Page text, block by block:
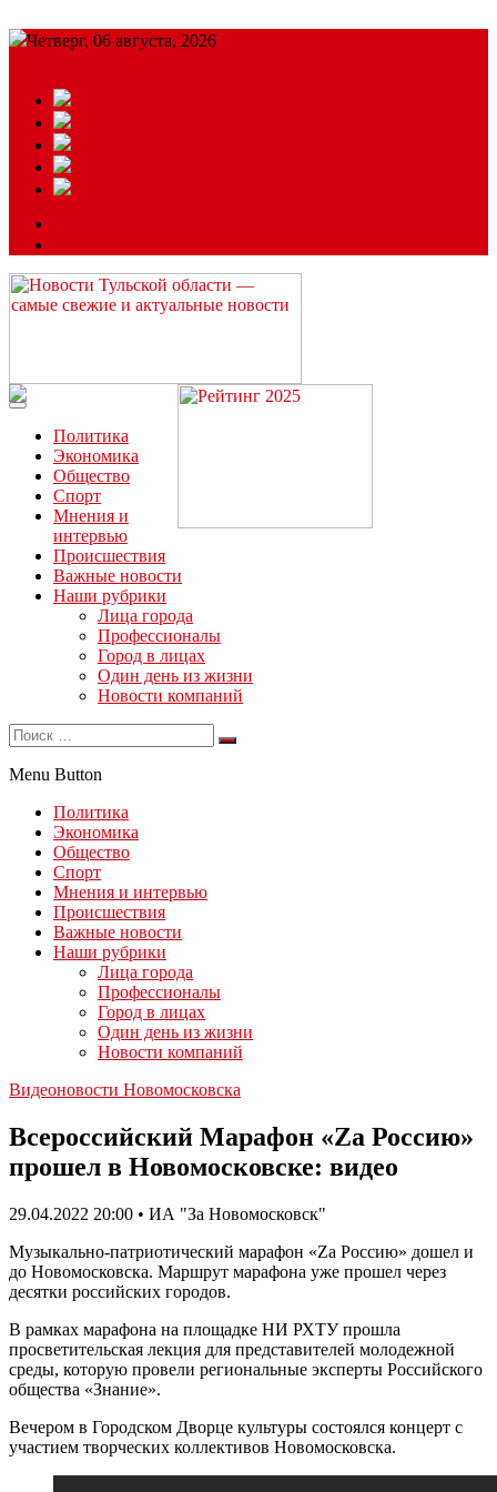
Четверг, 06 августа, 2026
Читайте последние новости дня в Тульской области на сайте
“ЗаНовомосковск”
Политика
Экономика
Общество
Спорт
Мнения и
интервью
Происшествия
Важные новости
Наши рубрики
Лица города
Профессионалы
Город в лицах
Один день из жизни
Новости компаний
Menu Button
Политика
Экономика
Общество
Спорт
Мнения и интервью
Происшествия
Важные новости
Наши рубрики
Лица города
Профессионалы
Город в лицах
Один день из жизни
Новости компаний
Видеоновости Новомосковска
Всероссийский Марафон «Za Россию»
прошел в Новомосковске: видео
29.04.2022 20:00 • ИА "За Новомосковск"
Музыкально-патриотический марафон «Za Россию» дошел и
до Новомосковска. Маршрут марафона уже прошел через
десятки российских городов.
В рамках марафона на площадке НИ РХТУ прошла
просветительская лекция для представителей молодежной
среды, которую провели региональные эксперты Российского
общества «Знание».
Вечером в Городском Дворце культуры состоялся концерт с
участием творческих коллективов Новомосковска.